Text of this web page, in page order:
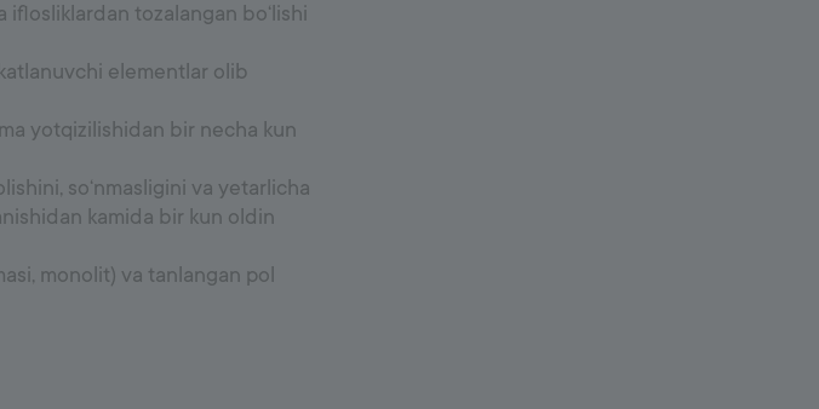
iflosliklardan tozalangan bo‘lishi
elementlar olib
yotqizilishidan bir necha kun
so‘nmasligini va yetarlicha
kamida bir kun oldin
monolit) va tanlangan pol